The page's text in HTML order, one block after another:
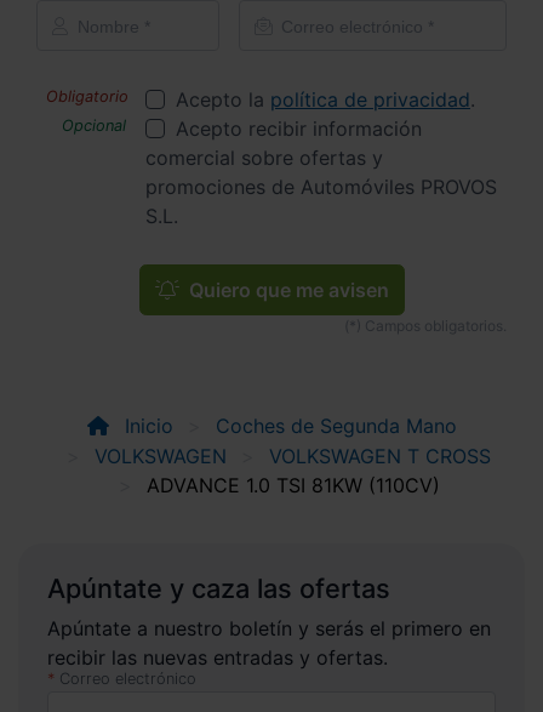
Acepto la política de privacidad.
Acepto recibir información
comercial sobre ofertas y
promociones de Automóviles PROVOS
S.L.
Quiero que me avisen
Inicio
Coches de Segunda Mano
VOLKSWAGEN
VOLKSWAGEN T CROSS
ADVANCE 1.0 TSI 81KW (110CV)
Apúntate y caza las ofertas
Apúntate a nuestro boletín y serás el primero en
recibir las nuevas entradas y ofertas.
Correo electrónico